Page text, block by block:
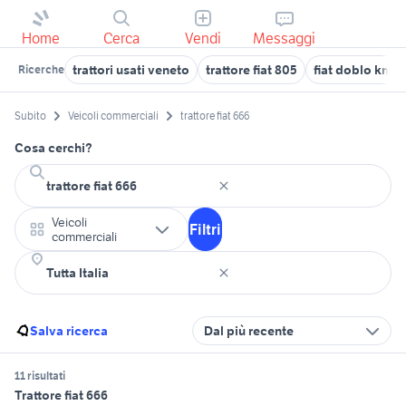
Home Cerca Vendi Messaggi
Ricerche trattori usati veneto trattore fiat 805 fiat doblo km 0
Subito Veicoli commerciali trattore fiat 666
Cosa cerchi?
Veicoli
commerciali
Filtri
Salva ricerca Dal più recente
11 risultati
Trattore fiat 666